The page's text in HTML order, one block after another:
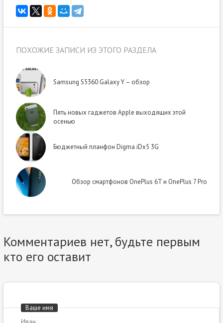
ПОХОЖИЕ ЗАПИСИ ИЗ ЭТОГО РАЗДЕЛА
Samsung S5360 Galaxy Y – обзор
Пять новых гаджетов Apple выходящих этой
осенью
Бюджетный планфон Digma iDx5 3G
Обзор смартфонов OnePlus 6T и OnePlus 7 Pro
Комментариев нет, будьте первым
кто его оставит
Ваше имя